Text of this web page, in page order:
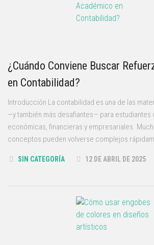
¿Cuándo Conviene Buscar
en Contabilidad?
Introducción La contabilidad es una de las
—y también más desafiantes— para estudiantes
económicas, financieras y empresariales.
conceptos pueden volverse complejos
SIN CATEGORÍA 12 DE ABRIL DE 2025